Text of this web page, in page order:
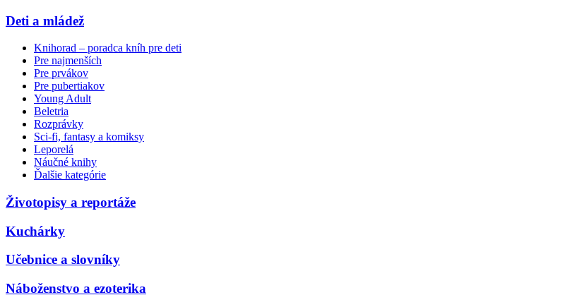
Deti a mládež
Knihorad – poradca kníh pre deti
Pre najmenších
Pre prvákov
Pre pubertiakov
Young Adult
Beletria
Rozprávky
Sci-fi, fantasy a komiksy
Leporelá
Náučné knihy
Ďalšie kategórie
Životopisy a reportáže
Kuchárky
Učebnice a slovníky
Náboženstvo a ezoterika